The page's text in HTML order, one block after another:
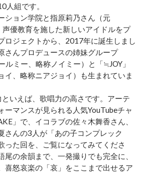
人組です。
ション学院と指原莉乃さん（元
優教育を施した新しいアイドルをプ
ロジェクトから、2017年に誕生しまし
さんプロデュースの姉妹グループ
ルミー、略称ノイミー）と「≒JOY」
イ、略称ニアジョイ）も生まれていま
いえば、歌唱力の高さです。アーテ
ーマンスが見られる人気YouTubeチャ
」で、イコラブの佐々木舞香さん、
さんの3人が「あの子コンプレック
った回を、ご覧になってみてくださ
尾の余韻まで、一発撮りでも完全に、
喜怒哀楽の「哀」をここまで出せるア